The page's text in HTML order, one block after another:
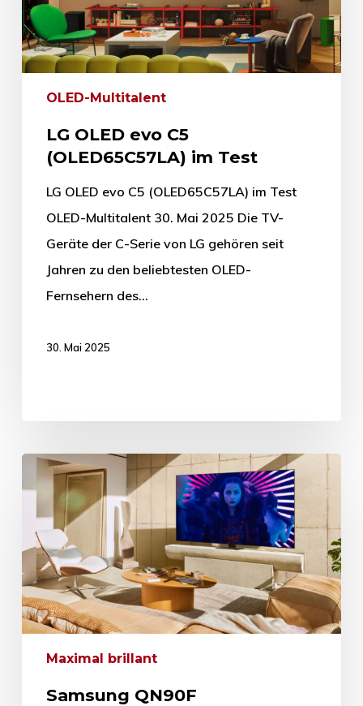
OLED-Multitalent
LG OLED evo C5
(OLED65C57LA) im Test
LG OLED evo C5 (OLED65C57LA) im Test
OLED-Multitalent 30. Mai 2025 Die TV-
Geräte der C-Serie von LG gehören seit
Jahren zu den beliebtesten OLED-
Fernsehern des…
30. Mai 2025
Maximal brillant
Samsung QN90F